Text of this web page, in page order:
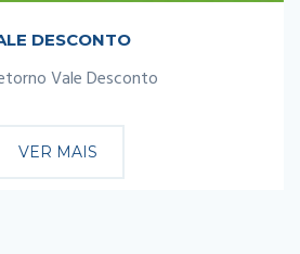
DESCONTO
Vale Desconto
VER MAIS